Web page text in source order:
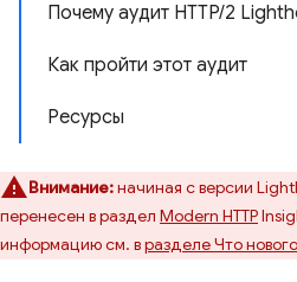
Почему аудит HTTP/2
Как пройти этот аудит
Ресурсы
Внимание:начиная с версии
перенесен в раздел Modern HTTP
информацию см. вразделе Что